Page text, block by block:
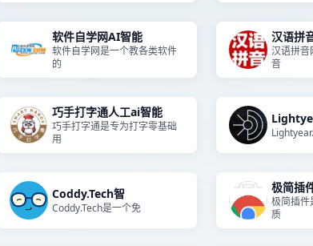
软件自学网AI智能
软件自学网是一个教各类软件
的
汉语拼
汉语拼音
音
巧手打字通人工ai智能
巧手打字通是专为打字零基础
用
Coddy.Tech智
Coddy.Tech是一个免
极简插
极简插件
质